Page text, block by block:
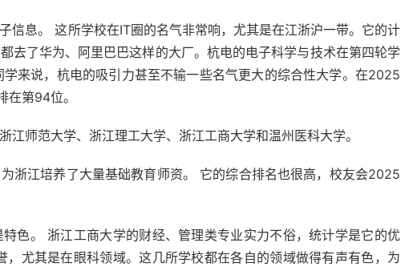
信息。 这所学校在IT圈的名气非常响，尤其是在江浙沪一带。它的计
去了华为、阿里巴巴这样的大厂。杭电的电子科学与技术在第四轮学
来说，杭电的吸引力甚至不输一些名气更大的综合性大学。在2025
第94位。
师范大学、浙江理工大学、浙江工商大学和温州医科大学。
浙江培养了大量基础教育师资。 它的综合排名也很高，校友会2025
色。 浙江工商大学的财经、管理类专业实力不俗，统计学是它的优
尤其是在眼科领域。这几所学校都在各自的领域做得有声有色，为